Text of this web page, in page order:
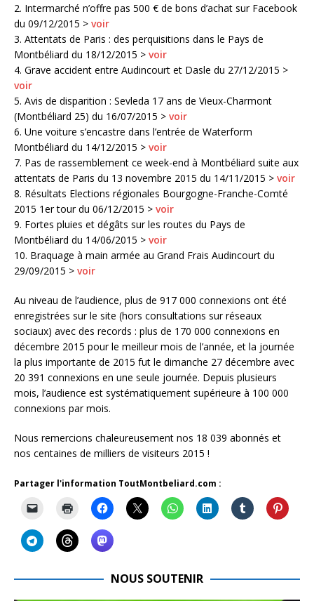
2. Intermarché n’offre pas 500 € de bons d’achat sur Facebook
du 09/12/2015 > voir
3. Attentats de Paris : des perquisitions dans le Pays de
Montbéliard du 18/12/2015 > voir
4. Grave accident entre Audincourt et Dasle du 27/12/2015 >
voir
5. Avis de disparition : Sevleda 17 ans de Vieux-Charmont
(Montbéliard 25) du 16/07/2015 > voir
6. Une voiture s’encastre dans l’entrée de Waterform
Montbéliard du 14/12/2015 > voir
7. Pas de rassemblement ce week-end à Montbéliard suite aux
attentats de Paris du 13 novembre 2015 du 14/11/2015 > voir
8. Résultats Elections régionales Bourgogne-Franche-Comté
2015 1er tour du 06/12/2015 > voir
9. Fortes pluies et dégâts sur les routes du Pays de
Montbéliard du 14/06/2015 > voir
10. Braquage à main armée au Grand Frais Audincourt du
29/09/2015 > voir
Au niveau de l’audience, plus de 917 000 connexions ont été
enregistrées sur le site (hors consultations sur réseaux
sociaux) avec des records : plus de 170 000 connexions en
décembre 2015 pour le meilleur mois de l’année, et la journée
la plus importante de 2015 fut le dimanche 27 décembre avec
20 391 connexions en une seule journée. Depuis plusieurs
mois, l’audience est systématiquement supérieure à 100 000
connexions par mois.
Nous remercions chaleureusement nos 18 039 abonnés et
nos centaines de milliers de visiteurs 2015 !
Partager l'information ToutMontbeliard.com :
NOUS SOUTENIR